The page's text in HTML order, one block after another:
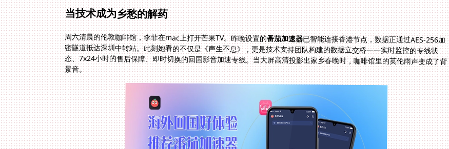
当技术成为乡愁的解药
周六清晨的伦敦咖啡馆，李菲在mac上打开芒果TV。昨晚设置的番茄加速器已智能连接香港节点，数据正通过AES-256加
密隧道抵达深圳中转站。此刻她看的不仅是《声生不息》，更是技术支持团队构建的数据立交桥——实时监控的专线状
态、7x24小时的售后保障、即时切换的回国影音加速专线。当大屏高清投影出家乡春晚时，咖啡馆里的英伦雨声变成了背
景音。